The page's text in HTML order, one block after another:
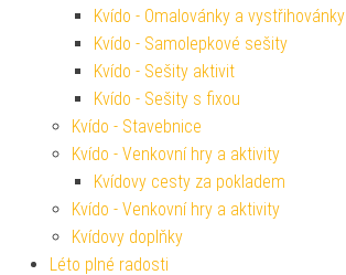
Kvído - Omalovánky a vystřihovánky
Kvído - Samolepkové sešity
Kvído - Sešity aktivit
Kvído - Sešity s fixou
Kvído - Stavebnice
Kvído - Venkovní hry a aktivity
Kvídovy cesty za pokladem
Kvído - Venkovní hry a aktivity
Kvídovy doplňky
Léto plné radosti